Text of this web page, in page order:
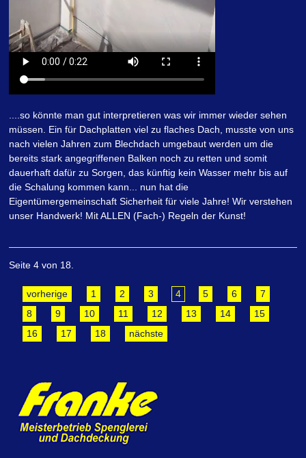
....so könnte man gut interpretieren was wir immer wieder sehen
müssen. Ein für Dachplatten viel zu flaches Dach, musste von uns
nach vielen Jahren zum Blechdach umgebaut werden um die
bereits stark angegriffenen Balken noch zu retten und somit
dauerhaft dafür zu Sorgen, das künftig kein Wasser mehr bis auf
die Schalung kommen kann... nun hat die
Eigentümergemeinschaft Sicherheit für viele Jahre! Wir verstehen
unser Handwerk! Mit ALLEN (Fach-) Regeln der Kunst!
Seite 4 von 18.
vorherige 1 2 3 4 5 6
7
8
9 10 11 12 13 14
15
16
17 18 nächste